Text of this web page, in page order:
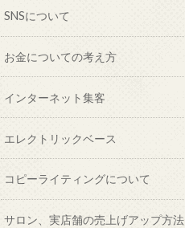
SNSについて
お金についての考え方
インターネット集客
エレクトリックベース
コピーライティングについて
サロン、実店舗の売上げアップ方法